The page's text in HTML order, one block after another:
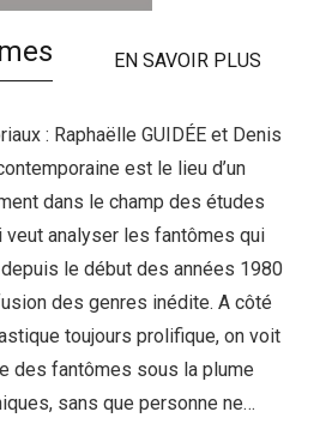
EN SAVOIR PLUS
: Raphaëlle GUIDÉE et Denis
est le lieu d’un
dans le champ des études
veut analyser les fantômes qui
le début des années 1980
des genres inédite. A côté
toujours prolifique, on voit
des fantômes sous la plume
sans que personne ne…